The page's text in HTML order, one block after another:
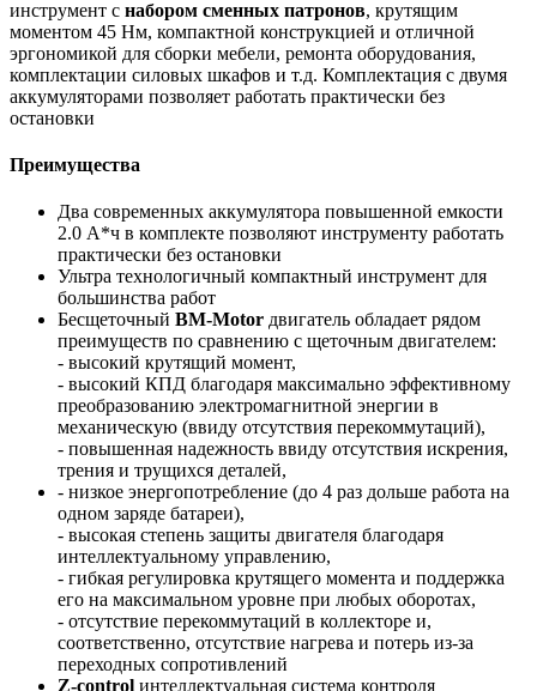
инструмент с набором сменных патронов, крутящим
моментом 45 Нм, компактной конструкцией и отличной
эргономикой для сборки мебели, ремонта оборудования,
комплектации силовых шкафов и т.д. Комплектация с двумя
аккумуляторами позволяет работать практически без
остановки
Преимущества
Два современных аккумулятора повышенной емкости
2.0 А*ч в комплекте позволяют инструменту работать
практически без остановки
Ультра технологичный компактный инструмент для
большинства работ
Бесщеточный BM-Motor двигатель обладает рядом
преимуществ по сравнению с щеточным двигателем:
- высокий крутящий момент,
- высокий КПД благодаря максимально эффективному
преобразованию электромагнитной энергии в
механическую (ввиду отсутствия перекоммутаций),
- повышенная надежность ввиду отсутствия искрения,
трения и трущихся деталей,
- низкое энергопотребление (до 4 раз дольше работа на
одном заряде батареи),
- высокая степень защиты двигателя благодаря
интеллектуальному управлению,
- гибкая регулировка крутящего момента и поддержка
его на максимальном уровне при любых оборотах,
- отсутствие перекоммутаций в коллекторе и,
соответственно, отсутствие нагрева и потерь из-за
переходных сопротивлений
Z-control интеллектуальная система контроля